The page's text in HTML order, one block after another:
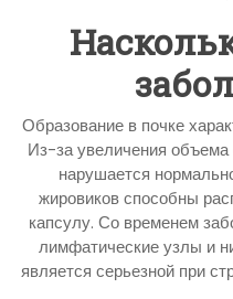
Образование в почке
Из-за увеличения объема
нарушается
жировиков способны
капсулу. Со временем
лимфатические узлы и
является серьезной при